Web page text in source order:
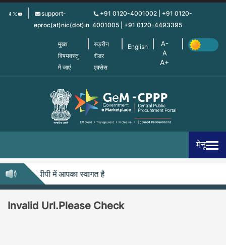
Skip
support-
eproc(at)nic(dot)in
+91 0120-4001002 | +91 0120-
4001005 | +91 0120-4493395
मुख्य
विषयवस्तु
में जाएं
स्क्रीन
रीडर
एक्सेस
English
मेनू
जेम-सीपीपीपी में आपका स्वागत है
Invalid Url.Please Check